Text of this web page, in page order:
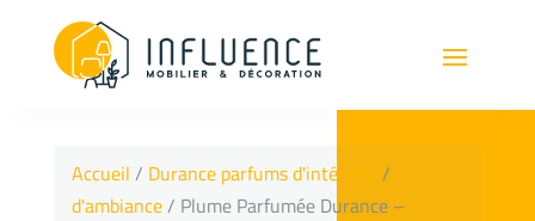
Accueil / Durance parfums d'intérieur /
d'ambiance/ Plume Parfumée Durance –